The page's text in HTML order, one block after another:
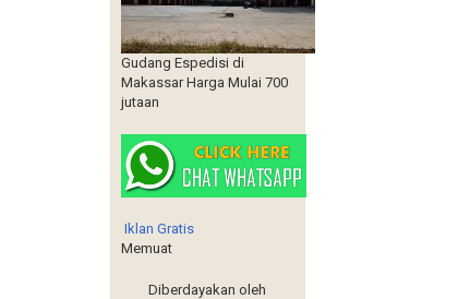
Gudang Espedisi di
Makassar Harga Mulai 700
jutaan
Iklan Gratis
Memuat
Diberdayakan oleh